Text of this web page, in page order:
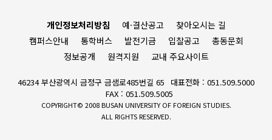
개인정보처리방침 예·결산공고
찾아오시는 길
캠퍼스안내
통학버스 발전기금 입찰공고
총동문회
정보공개
원격지원 교내 주요사이트
46234 부산광역시 금정구 금샘로485번길 65
대표전화 : 051.509.5000
FAX : 051.509.5005
COPYRIGHT© 2008 BUSAN UNIVERSITY OF FOREIGN STUDIES.
ALL RIGHTS RESERVED.